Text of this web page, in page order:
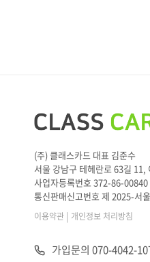
(주) 클래스카드 대표 김준수
서울 강남구 테헤란로 63길
사업자등록번호 372-86-00840
통신판매신고번호 제 2025-서
이용약관 | 개인정보 처리방침
가입문의 070-4042-